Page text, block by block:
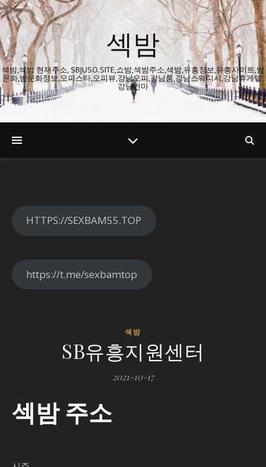
섹밤
섹밤,섹밤 현재주소, SBJUSO.SITE,쇼밤,섹밤주소,색밤,유흥정보,유흥사이트,밤
문화,밤문화정보,오피스타,오피뷰,강남오피,강남룸,강남스웨디시,강남휴게텔,
강남건마
HTTPS://SEXBAM55.TOP
https://t.me/sexbamtop
섹밤
SB유흥지원센터
2021-10-17
섹밤 주소